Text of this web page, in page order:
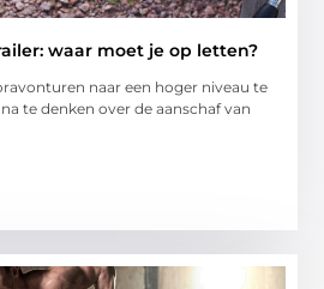
waar moet je op letten?
naar een hoger niveau te
te denken over de aanschaf van